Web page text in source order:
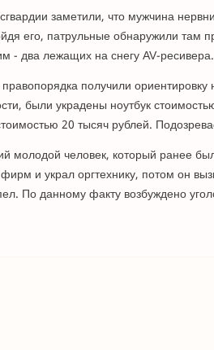
заметили, что мужчина
его, патрульные обнаружили там
- два лежащих на снегу AV-ресивера.
получили ориентировку
были украдены ноутбук
20 тысяч рублей.
молодой человек, который ранее
и украл оргтехнику, потом он
По данному факту возбуждено